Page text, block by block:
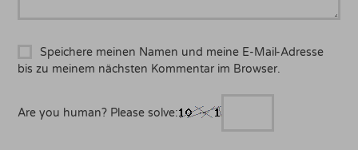
Speichere meinen Namen und meine E-Mail-Adresse
bis zu meinem nächsten Kommentar im Browser.
Are you human? Please solve: